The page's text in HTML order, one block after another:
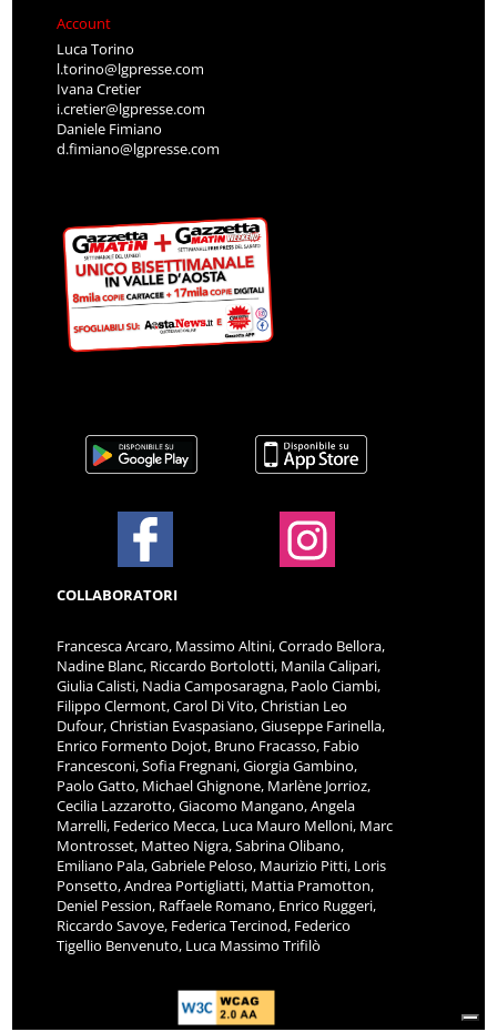
Account
Luca Torino
l.torino@lgpresse.com
Ivana Cretier
i.cretier@lgpresse.com
Daniele Fimiano
d.fimiano@lgpresse.com
COLLABORATORI
Francesca Arcaro, Massimo Altini, Corrado Bellora,
Nadine Blanc, Riccardo Bortolotti, Manila Calipari,
Giulia Calisti, Nadia Camposaragna, Paolo Ciambi,
Filippo Clermont, Carol Di Vito, Christian Leo
Dufour, Christian Evaspasiano, Giuseppe Farinella,
Enrico Formento Dojot, Bruno Fracasso, Fabio
Francesconi, Sofia Fregnani, Giorgia Gambino,
Paolo Gatto, Michael Ghignone, Marlène Jorrioz,
Cecilia Lazzarotto, Giacomo Mangano, Angela
Marrelli, Federico Mecca, Luca Mauro Melloni, Marc
Montrosset, Matteo Nigra, Sabrina Olibano,
Emiliano Pala, Gabriele Peloso, Maurizio Pitti, Loris
Ponsetto, Andrea Portigliatti, Mattia Pramotton,
Deniel Pession, Raffaele Romano, Enrico Ruggeri,
Riccardo Savoye, Federica Tercinod, Federico
Tigellio Benvenuto, Luca Massimo Trifilò